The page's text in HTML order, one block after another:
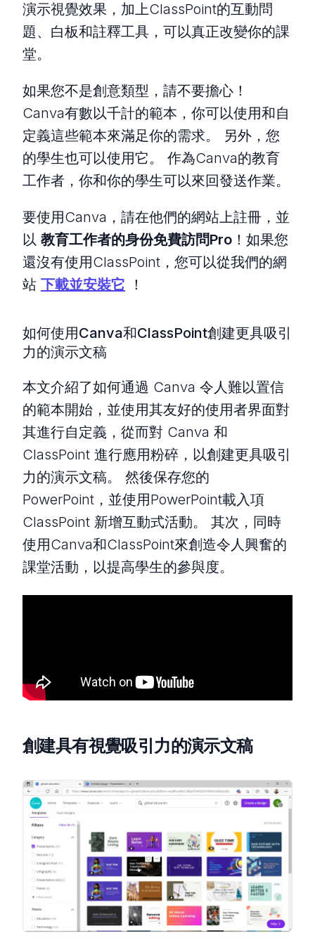
演示視覺效果，加上ClassPoint的互動問
題、白板和註釋工具，可以真正改變你的課
堂。
如果您不是創意類型，請不要擔心！
Canva有數以千計的範本，你可以使用和自
定義這些範本來滿足你的需求。 另外，您
的學生也可以使用它。 作為Canva的教育
工作者，你和你的學生可以來回發送作業。
要使用Canva，請在他們的網站上註冊，並
以 教育工作者的身份免費訪問Pro ！如果您
還沒有使用ClassPoint，您可以從我們的網
站 下載並安裝它 ！
如何使用Canva和ClassPoint創建更具吸引
力的演示文稿
本文介紹了如何通過 Canva 令人難以置信
的範本開始，並使用其友好的使用者界面對
其進行自定義，從而對 Canva 和
ClassPoint 進行應用粉碎，以創建更具吸引
力的演示文稿。 然後保存您的
PowerPoint，並使用PowerPoint載入項
ClassPoint 新增互動式活動。 其次，同時
使用Canva和ClassPoint來創造令人興奮的
課堂活動，以提高學生的參與度。
創建具有視覺吸引力的演示文稿